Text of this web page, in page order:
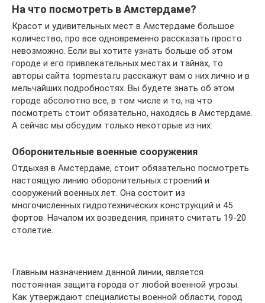
На что посмотреть в Амстердаме?
Красот и удивительных мест в Амстердаме большое
количество, про все одновременно рассказать просто
невозможно. Если вы хотите узнать больше об этом
городе и его привлекательных местах и тайнах, то
авторы сайта topmesta.ru расскажут вам о них лично и в
мельчайших подробностях. Вы будете знать об этом
городе абсолютно все, в том числе и то, на что
посмотреть стоит обязательно, находясь в Амстердаме.
А сейчас мы обсудим только некоторые из них:
Оборонительные военные сооружения
Отдыхая в Амстердаме, стоит обязательно посмотреть
настоящую линию оборонительных строений и
сооружений военных лет. Она состоит из
многочисленных гидротехнических конструкций и 45
фортов. Началом их возведения, принято считать 19-20
столетие.
Главным назначением данной линии, является
постоянная защита города от любой военной угрозы.
Как утверждают специалисты военной области, город